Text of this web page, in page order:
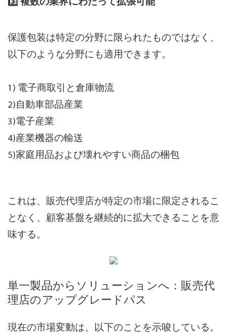
3️⃣ 複数の業界にわたって拡張可能
保護包装は特定の分野に限られたものではなく、
以下のような分野にも適用できます。
1) 電子商取引と倉庫物流
2)自動車部品産業
3)電子産業
4)産業機器の輸送
5)家庭用品および壊れやすい商品の梱包
これは、販売代理店が特定の市場に限定されるこ
となく、顧客基盤を継続的に拡大できることを意
味する。
単一製品からソリューションへ：販売代
理店のアップグレードパス
現在の市場変動は、以下のことを示唆している。